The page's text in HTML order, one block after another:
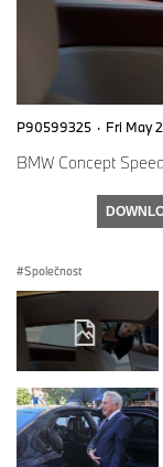
P90599325 · Fri May
BMW Concept
Společnost